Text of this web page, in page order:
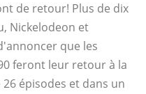
de retour! Plus de dix
Nickelodeon et
que les
feront leur retour à la
épisodes et dans un